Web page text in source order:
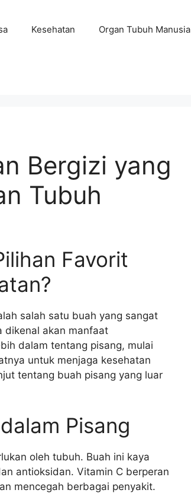
Kesehatan Organ Tubuh Manusia
Bergizi yang
Tubuh
Favorit
salah satu buah yang sangat
dikenal akan manfaat
dalam tentang pisang, mulai
untuk menjaga kesehatan
tentang buah pisang yang luar
Pisang
oleh tubuh. Buah ini kaya
antioksidan. Vitamin C berperan
mencegah berbagai penyakit.